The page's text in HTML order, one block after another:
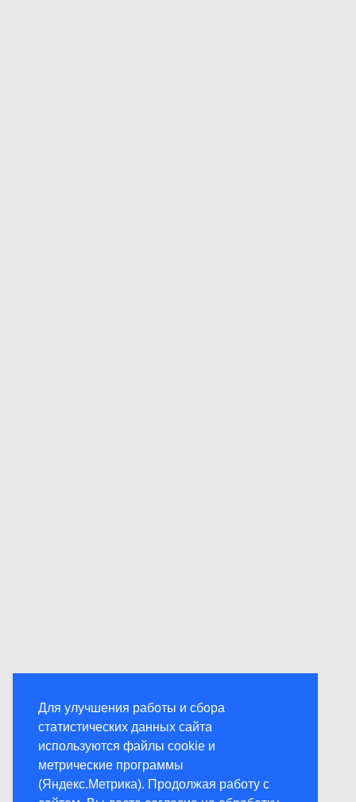
Для улучшения работы и сбора
статистических данных сайта
используются файлы cookie и
метрические программы
(Яндекс.Метрика). Продолжая работу с